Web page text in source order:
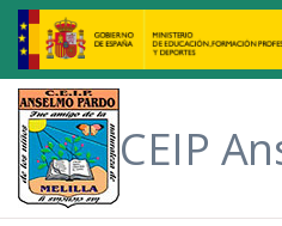
Skip to Main Content
CEIP